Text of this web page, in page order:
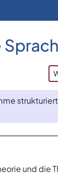
und